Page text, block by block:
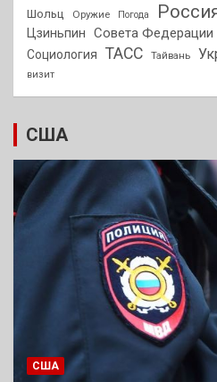
Шольц
Оружие Погода
Цзиньпин Совета Федерации
Социология ТАСС Тайвань
визит
США
США